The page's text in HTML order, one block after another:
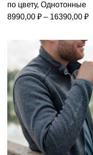
по цвету, Однотонные
8990,00 ₽ – 16390,00 ₽